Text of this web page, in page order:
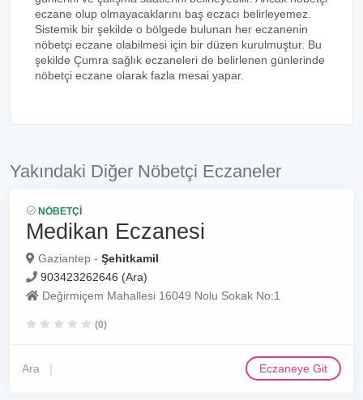
eczane olup olmayacaklarını baş eczacı belirleyemez.
Sistemik bir şekilde o bölgede bulunan her eczanenin
nöbetçi eczane olabilmesi için bir düzen kurulmuştur. Bu
şekilde Çumra sağlık eczaneleri de belirlenen günlerinde
nöbetçi eczane olarak fazla mesai yapar.
Yakındaki Diğer Nöbetçi Eczaneler
NÖBETÇI
Medikan Eczanesi
Gaziantep - Şehitkamil
903423262646 (Ara)
Değirmiçem Mahallesi 16049 Nolu Sokak No:1
(0)
Ara Eczaneye Git